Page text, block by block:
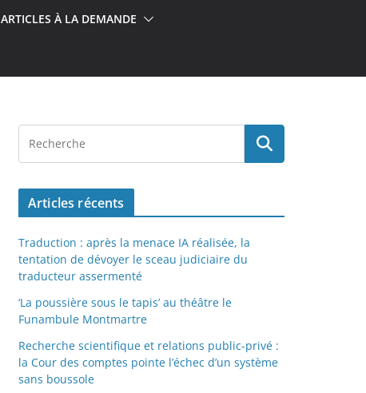
ARTICLES À LA DEMANDE
Articles récents
Traduction : après la menace IA réalisée, la
tentation de dévoyer le sceau judiciaire du
traducteur assermenté
‘La poussière sous le tapis’ au théâtre le
Funambule Montmartre
Recherche scientifique et relations public-privé :
la Cour des comptes pointe l’échec d’un système
sans boussole